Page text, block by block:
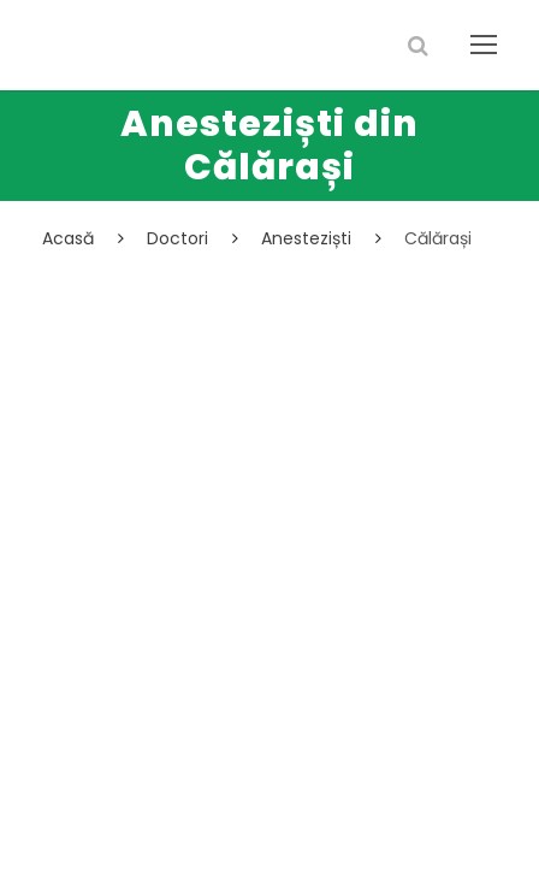
Anesteziști din
Călărași
Acasă Doctori Anesteziști Călărași